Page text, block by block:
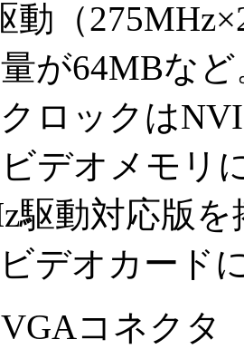
動（
が64MBな
ロックは
デオメモリ
駆動対応版
デオカード
コネクタ